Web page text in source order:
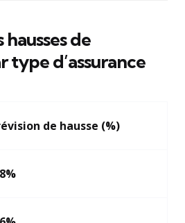
de
type d’assurance
de hausse (%)